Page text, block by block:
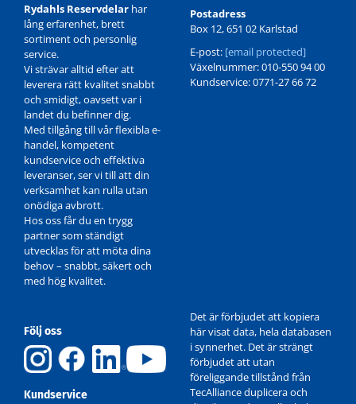
Rydahls Reservdelar har
lång erfarenhet, brett
sortiment och personlig
service.
Vi strävar alltid efter att
leverera rätt kvalitet snabbt
och smidigt, oavsett var i
landet du befinner dig.
Med tillgång till vår flexibla e-
handel, kompetent
kundservice och effektiva
leveranser, ser vi till att din
verksamhet kan rulla utan
onödiga avbrott.
Hos oss får du en trygg
partner som ständigt
utvecklas för att möta dina
behov – snabbt, säkert och
med hög kvalitet.
Postadress
Box 12, 651 02 Karlstad
E-post: [email protected]
Växelnummer: 010-550 94 00
Kundservice: 0771-27 66 72
Följ oss
Kundservice
Det är förbjudet att kopiera
här visat data, hela databasen
i synnerhet. Det är strängt
förbjudet att utan
föreliggande tillstånd från
TecAlliance duplicera och